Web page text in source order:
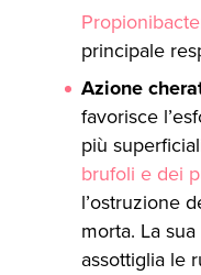
principale
Azione
favorisce
più
brufoli e dei
l’ostruzione
morta. La sua
assottiglia le